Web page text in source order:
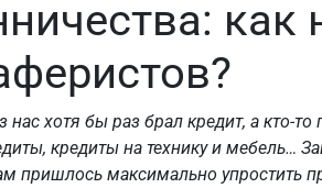
как
хотя бы раз брал кредит, а кто-то
кредиты на технику и мебель…
пришлось максимально упростить